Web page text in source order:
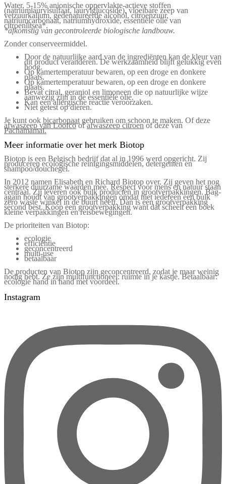
Water, 5-15% anionische oppervlakte-actieve stoffen
(natriumlaurylsulfaat, laurylglucoside), vloeibare zeep van
vetzuurkalium, gedenatureerde alcohol, citroenzuur,
natriumcarbonaat, natriumhydroxide, essentiële olie van
citroenlitsea*.
*afkomstig van gecontroleerde biologische landbouw.
Zonder conserveermiddel.
Door de natuurlijke aard van de ingrediënten kan de kleur van
dit product veranderen. De werkzaamheid blijft gelukkig even
hoog.
Op kamertemperatuur bewaren, op een droge en donkere
plaats.
Op kamertemperatuur bewaren, op een droge en donkere
plaats.
Bevat citral, geraniol en limoneen die op natuurlijke wijze
aanwezig zijn in de essentiële olie.
Kan een allergische reactie veroorzaken.
Niet getest op dieren.
Je kunt ook bicarbonaat gebruiken om schoon te maken. Of deze
afwaszeep van Loofcoofafwaszeep citroenof deze van
Pachamamai.
Meer informatie over het merk Biotop
Biotop is een Belgisch bedrijf dat al in 1996 werd opgericht. Zij
produceren ecologische reinigingsmiddelen, detergenten en
shampoo/douchegel.
In 2012 namen Elisabeth en Richard Biotop over. Zij geven het nog
sterkere duurzame waarden mee. Respect voor mens en natuur staan
centraal. Zij leveren ook bulk producten in grootverpakkingen. Bag-
again houdt van grootverpakkingen omdat niet iedereen een bulk
zero waste winkel in de buurt heeft. Dan is een grootverpakking
second best. Koop een grootverpakking want dat scheelt een boek
kleine verpakkingen en reisbewegingen.
De prioriteiten van Biotop:
ecologie
efficiëntie
geconcentreerd
multi-use
betaalbaar
De producten van Biotop zijn geconcentreerd, zodat je maar weinig
nodig hebt. Ze zijn multifunctioneel: ruimte in je kastje. Betaalbaar:
ecologie hand in hand met voordeel.
Instagram